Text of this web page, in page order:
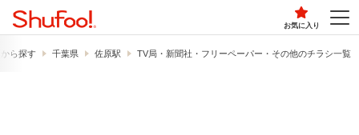
お気に入り
ら探す 千葉県 佐原駅 TV局・新聞社・フリーペーパー・その他のチラシ一覧